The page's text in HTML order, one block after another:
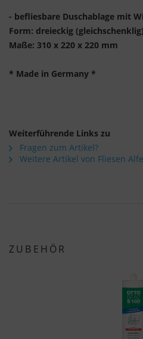
- befliesbare Duschablage mit
Form: dreieckig (gleichschenklig)
Maße: 310 x 220 x 220 mm
* Made in Germany *
Weiterführende Links zu
Fragen zum Artikel?
Weitere Artikel von Fliesen
ZUBEHÖR